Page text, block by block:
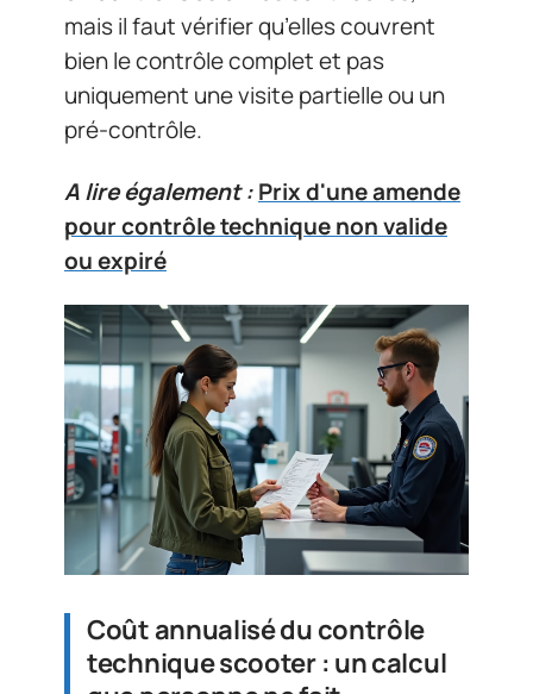
mais il faut vérifier qu’elles couvrent
bien le contrôle complet et pas
uniquement une visite partielle ou un
pré-contrôle.
A lire également :Prix d'une amende
pour contrôle technique non valide
ou expiré
Coût annualisé du contrôle
technique scooter : un calcul